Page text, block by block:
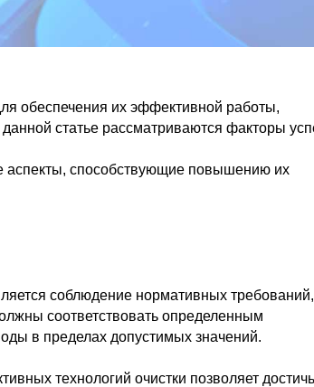
обеспечения их эффективной работы,
статье рассматриваются факторы
аспекты, способствующие повышению их
соблюдение нормативных требований,
соответствовать определенным
в пределах допустимых значений.
технологий очистки позволяет достичь